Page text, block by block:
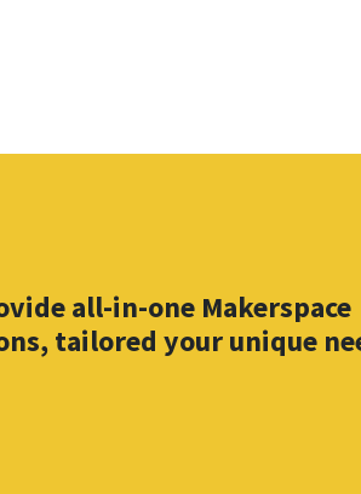
all-in-one Makerspace
tailored your unique